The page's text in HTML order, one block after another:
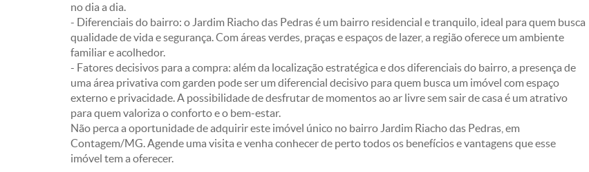
no dia a dia.
- Diferenciais do bairro: o Jardim Riacho das Pedras é um bairro residencial e tranquilo, ideal para quem busca
qualidade de vida e segurança. Com áreas verdes, praças e espaços de lazer, a região oferece um ambiente
familiar e acolhedor.
- Fatores decisivos para a compra: além da localização estratégica e dos diferenciais do bairro, a presença de
uma área privativa com garden pode ser um diferencial decisivo para quem busca um imóvel com espaço
externo e privacidade. A possibilidade de desfrutar de momentos ao ar livre sem sair de casa é um atrativo
para quem valoriza o conforto e o bem-estar.
Não perca a oportunidade de adquirir este imóvel único no bairro Jardim Riacho das Pedras, em
Contagem/MG. Agende uma visita e venha conhecer de perto todos os benefícios e vantagens que esse
imóvel tem a oferecer.